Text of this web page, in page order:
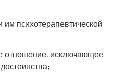
психотерапевтической
отношение, исключающее